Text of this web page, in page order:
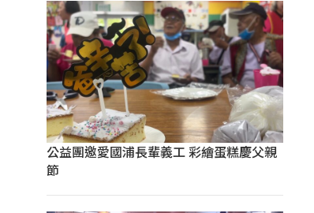
公益團邀愛國浦長輩義工 彩繪蛋糕慶父親
節